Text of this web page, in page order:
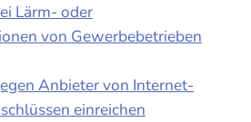
Lärm- oder
von Gewerbebetrieben
Anbieter von Internet-
einreichen